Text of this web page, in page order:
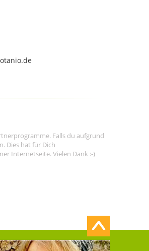
Falls du aufgrund
Dies hat für Dich
Internetseite. Vielen Dank :-)